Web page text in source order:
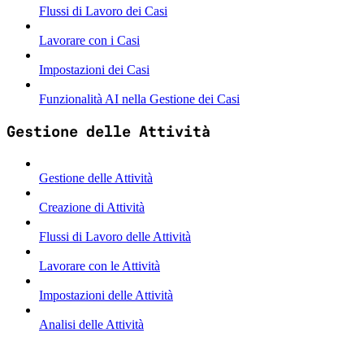
Flussi di Lavoro dei Casi
Lavorare con i Casi
Impostazioni dei Casi
Funzionalità AI nella Gestione dei Casi
Gestione delle Attività
Gestione delle Attività
Creazione di Attività
Flussi di Lavoro delle Attività
Lavorare con le Attività
Impostazioni delle Attività
Analisi delle Attività